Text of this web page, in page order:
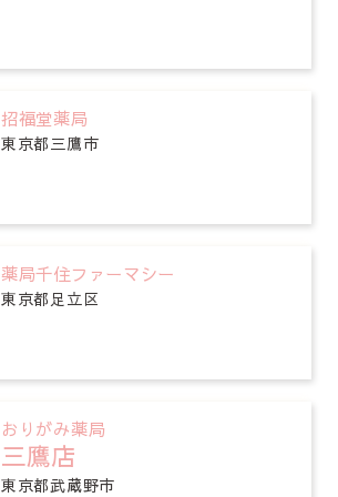
招福堂薬局
東京都三鷹市
薬局千住ファーマシー
東京都足立区
おりがみ薬局
三鷹店
東京都武蔵野市